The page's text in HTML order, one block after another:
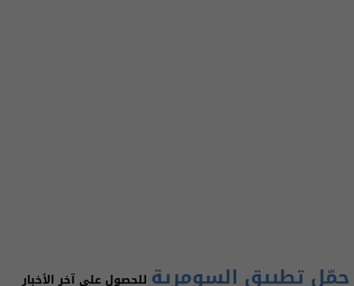
حمّل تطبيق السومرية للحصول على آخر الأخبار